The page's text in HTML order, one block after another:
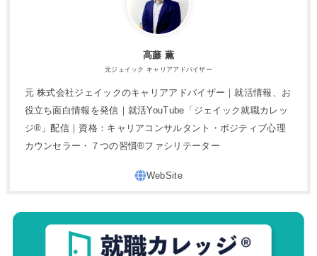
高藤 薫
元ジェイック キャリアアドバイザー
元 株式会社ジェイックのキャリアアドバイザー｜就活情報、お
役立ち面白情報を発信｜就活YouTube「ジェイック就職カレッ
ジ®」配信｜資格：キャリアコンサルタント・ポジティブ心理
カウンセラー・７つの習慣®︎ファシリテーター